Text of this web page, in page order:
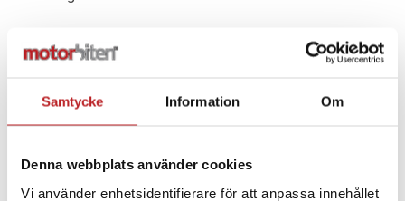
Samtycke Information Om
Denna webbplats använder cookies
Vi använder enhetsidentifierare för att anpassa innehållet
- +
SPECIFIKATION